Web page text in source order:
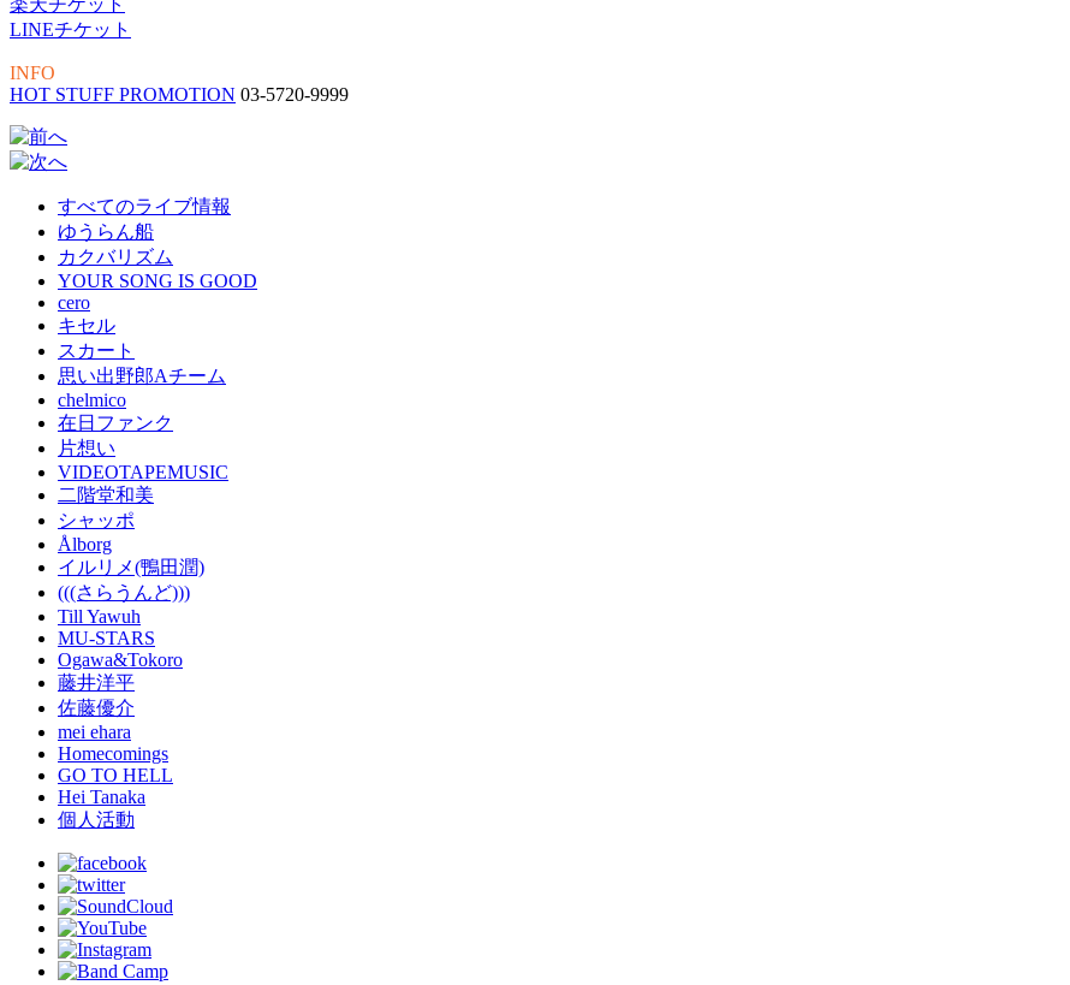
楽天チケット
LINEチケット
INFO
HOT STUFF PROMOTION 03-5720-9999
すべてのライブ情報
ゆうらん船
カクバリズム
YOUR SONG IS GOOD
cero
キセル
スカート
思い出野郎Aチーム
chelmico
在日ファンク
片想い
VIDEOTAPEMUSIC
二階堂和美
シャッポ
Ålborg
イルリメ(鴨田潤)
(((さらうんど)))
Till Yawuh
MU-STARS
Ogawa&Tokoro
藤井洋平
佐藤優介
mei ehara
Homecomings
GO TO HELL
Hei Tanaka
個人活動